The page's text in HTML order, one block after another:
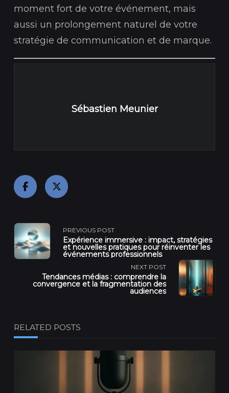
moment fort de votre événement, mais
aussi un prolongement naturel de votre
stratégie de communication et de marque.
Sébastien Meunier
<span
class="nav-
subtitle
reader-
text">Page</span>
PREVIOUS POST
Expérience immersive : impact, stratégies
et nouvelles pratiques pour réinventer les
événements professionnels
NEXT POST
Tendances médias : comprendre la
convergence et la fragmentation des
audiences
RELATED POSTS